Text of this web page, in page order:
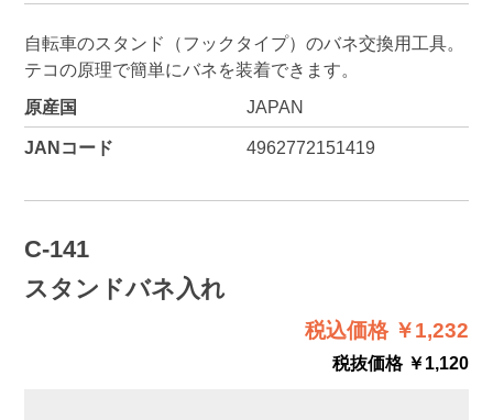
自転車のスタンド（フックタイプ）のバネ交換用工具。
テコの原理で簡単にバネを装着できます。
原産国
JAPAN
JANコード 4962772151419
C-141
スタンドバネ入れ
税込価格 ￥1,232
税抜価格 ￥1,120